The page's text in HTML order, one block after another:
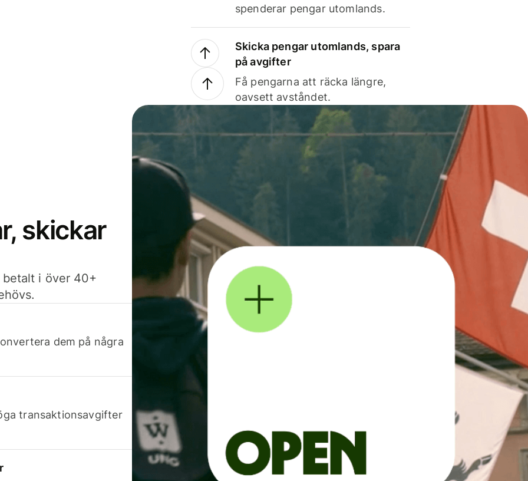
spenderar pengar utomlands.
Skicka pengar utomlands, spara
på avgifter
Få pengarna att räcka längre,
oavsett avståndet.
skickar
betalt i över 40+
dem på några
transaktionsavgifter